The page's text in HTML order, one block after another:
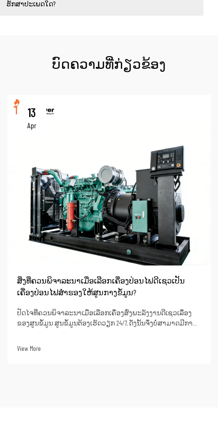
ຮັກສາປະເພດໃດ?
ບົດຄວາມທີ່ກ່ຽວຂ້ອງ
13
Apr
ສິ່ງທີ່ຄວນພິຈາລະນາເມື່ອເລືອກເຄື່ອງປ່ອນໄຟດີເຊວເປັນ
ເຄື່ອງປ່ອນໄຟສຳຮອງໃຫ້ສູນກາງຂໍ້ມູນ?
ປັດໄຈທີ່ຄວນພິຈາລະນາເມື່ອເລືອກເຄື່ອງສົ່ງພະລັງງານດີເຊວເລື່ອງ
ຂອງສູນຂໍ້ມູນ ສູນຂໍ້ມູນຕ້ອງເຮັດວຽກ 24/7, ດັ່ງນັ້ນຈຶ່ງບໍ່ສາມາດມີການ
View More